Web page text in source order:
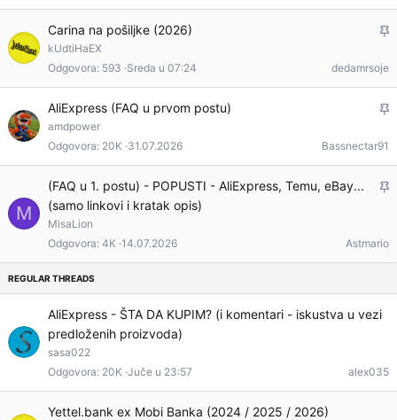
i
L
p
l
j
a
Carina na pošiljke (2026)
kUdtiHaEX
Odgovora 593 Sreda u 07:24 dedamrsoje
L
l
j
AliExpress (FAQ u prvom postu)
amdpower
Odgovora 20K 31.07.2026 Bassnectar91
M
L
l
i
(FAQ u 1. postu) - POPUSTI - AliExpress, Temu, eBay...
(samo linkovi i kratak opis)
MisaLion
Odgovora 4K 14.07.2026 Astmario
AliExpress - ŠTA DA KUPIM? (i komentari - iskustva u vezi
predloženih proizvoda)
sasa022
Odgovora 20K Juče u 23:57 alex035
Yettel.bank ex Mobi Banka (2024 / 2025 / 2026)